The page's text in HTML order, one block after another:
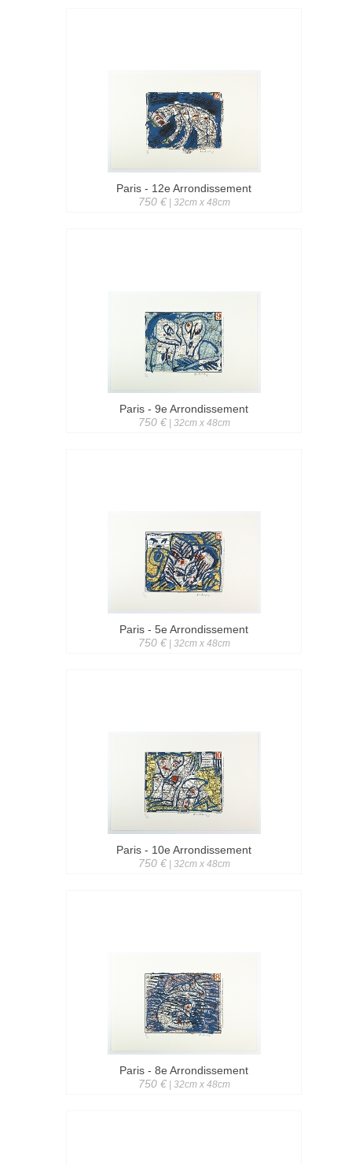
Paris - 12e Arrondissement
750 €| 32cm x 48cm
Paris - 9e Arrondissement
750 €| 32cm x 48cm
Paris - 5e Arrondissement
750 €| 32cm x 48cm
Paris - 10e Arrondissement
750 €| 32cm x 48cm
Paris - 8e Arrondissement
750 €| 32cm x 48cm